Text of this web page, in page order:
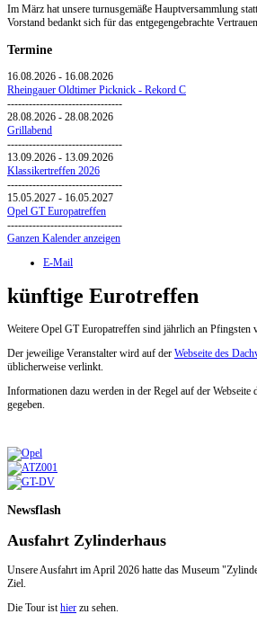
Im März hat unsere turnusgemäße Hauptversammlung
Vorstand bedankt sich für das entgegengebrachte
Termine
16.08.2026 - 16.08.2026
Rheingauer Oldtimer Picknick - Rekord C
--------------------------------
28.08.2026 - 28.08.2026
Grillabend
--------------------------------
13.09.2026 - 13.09.2026
Klassikertreffen 2026
--------------------------------
15.05.2027 - 16.05.2027
Opel GT Europatreffen
--------------------------------
Ganzen Kalender anzeigen
E-Mail
künftige Eurotreffen
Weitere Opel GT Europatreffen sind jährlich an Pfingsten
Der jeweilige Veranstalter wird auf der Webseite des
üblicherweise verlinkt.
Informationen dazu werden in der Regel auf der Webseite
gegeben.
Newsflash
Ausfahrt Zylinderhaus
Unsere Ausfahrt im April 2026 hatte das Museum
Ziel.
Die Tour isthier zu sehen.